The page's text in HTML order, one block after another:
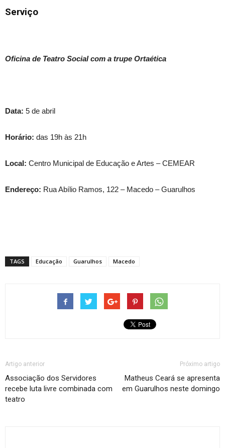
Serviço
Oficina de Teatro Social com a trupe Ortaética
Data: 5 de abril
Horário: das 19h às 21h
Local: Centro Municipal de Educação e Artes – CEMEAR
Endereço: Rua Abílio Ramos, 122 – Macedo – Guarulhos
TAGS Educação Guarulhos Macedo
Artigo anterior
Associação dos Servidores
recebe luta livre combinada com
teatro
Próximo artigo
Matheus Ceará se apresenta
em Guarulhos neste domingo